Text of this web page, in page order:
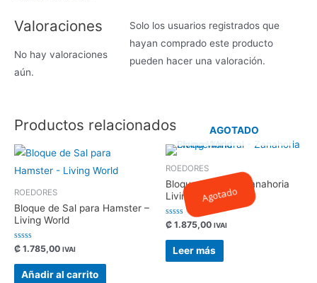
Valoraciones
No hay valoraciones
aún.
Solo los usuarios registrados que
hayan comprado este producto
pueden hacer una valoración.
Productos relacionados
ROEDORES
Bloque de Sal para Hamster –
Living World
Valorado
con
0
₡ 1.785,00 IVAI
Añadir al carrito
Agotado
AGOTADO
ROEDORES
Bloque Mineral – Zanahoria
Living World
Valorado
con
0
de
₡ 1.875,00 IVAI
Leer más